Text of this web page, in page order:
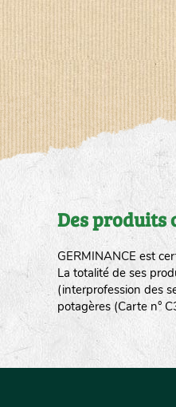
Des produits
GERMINANCE est
La totalité de ses
(interprofession des
potagères (Carte n°